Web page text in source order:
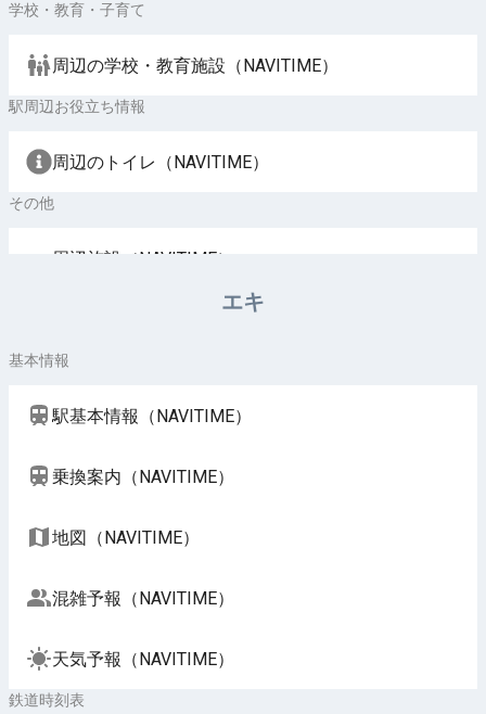
学校・教育・子育て
周辺の学校・教育施設（NAVITIME）
駅周辺お役立ち情報
周辺のトイレ（NAVITIME）
その他
周辺施設（NAVITIME）
エキ
基本情報
駅基本情報（NAVITIME）
乗換案内（NAVITIME）
地図（NAVITIME）
混雑予報（NAVITIME）
天気予報（NAVITIME）
鉄道時刻表